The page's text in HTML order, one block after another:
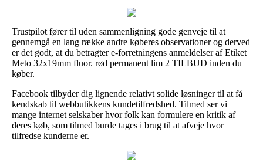
Trustpilot fører til uden sammenligning gode genveje til at
gennemgå en lang række andre køberes observationer og derved
er det godt, at du betragter e-forretningens anmeldelser af Etiket
Meto 32x19mm fluor. rød permanent lim 2 TILBUD inden du
køber.
Facebook tilbyder dig lignende relativt solide løsninger til at få
kendskab til webbutikkens kundetilfredshed. Tilmed ser vi
mange internet selskaber hvor folk kan formulere en kritik af
deres køb, som tilmed burde tages i brug til at afveje hvor
tilfredse kunderne er.